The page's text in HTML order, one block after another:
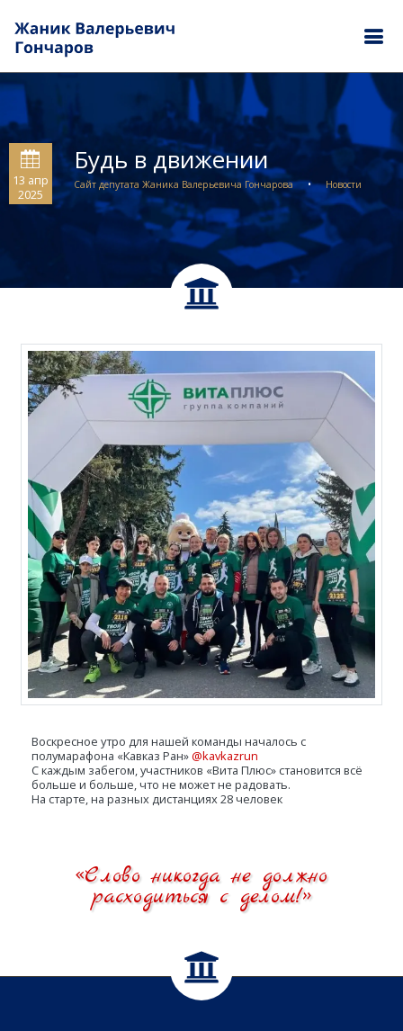
13 апр
2025
Будь в движении
Сайт депутата Жаника Валерьевича Гончарова • Новости
Воскресное утро для нашей команды началось с
полумарафона «Кавказ Ран»@kavkazrun
С каждым забегом, участников «Вита Плюс» становится всё
больше и больше, что не может не радовать.
На старте, на разных дистанциях 28 человек
«Слово никогда не должно
расходиться с делом!»